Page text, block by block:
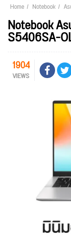
Home Notebook
Notebook
S5406SA-
1904
VIEWS